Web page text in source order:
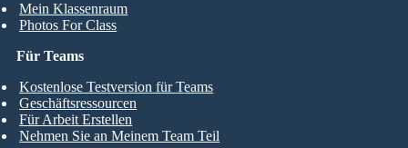
Mein Klassenraum
Photos For Class
Für Teams
Kostenlose Testversion für Teams
Geschäftsressourcen
Für Arbeit Erstellen
Nehmen Sie an Meinem Team Teil